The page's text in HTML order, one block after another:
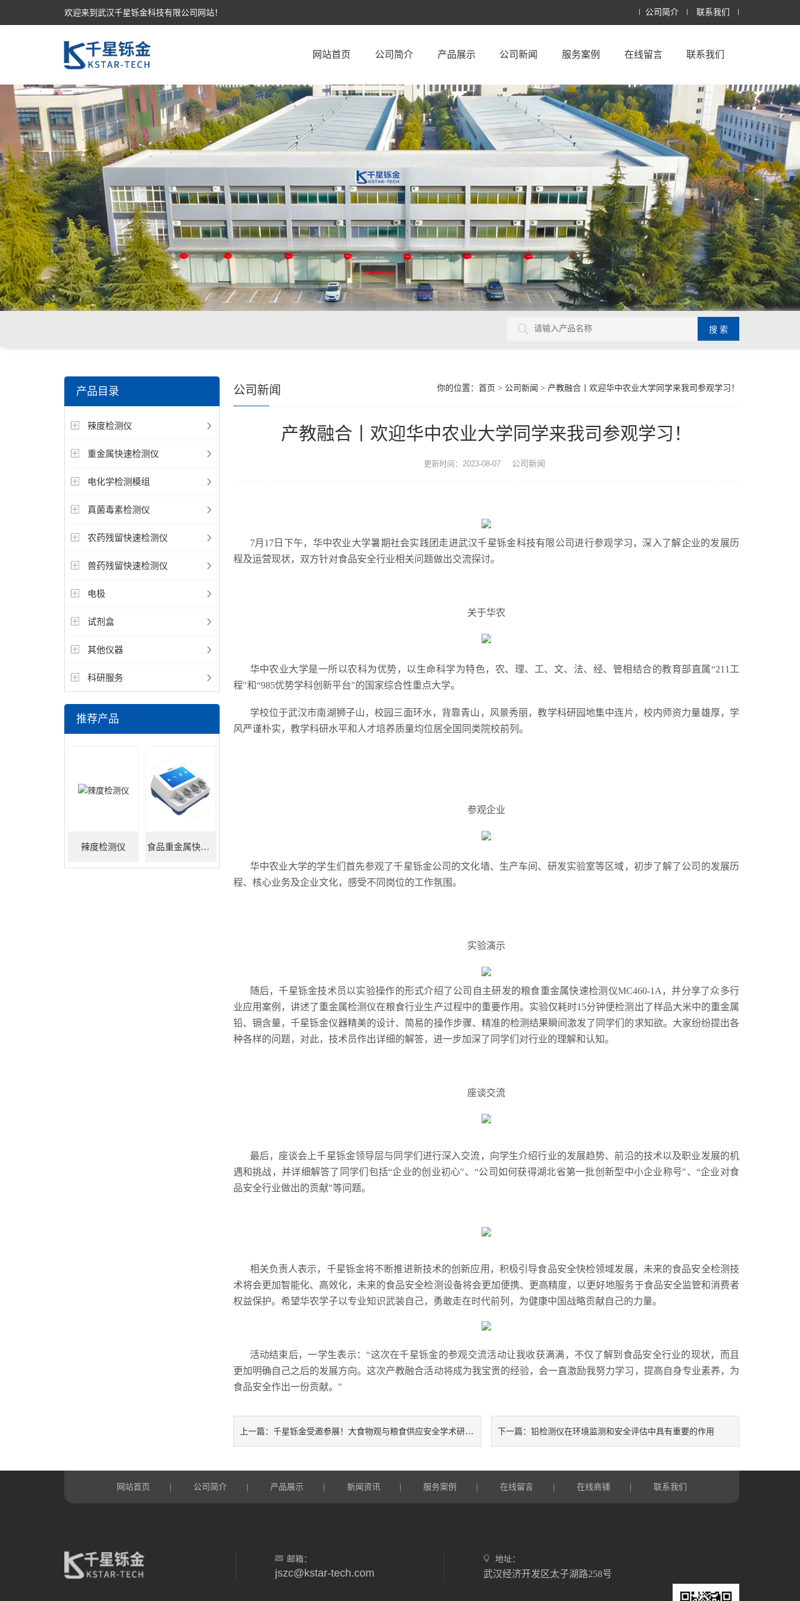
欢迎来到武汉千星铄金科技有限公司网站！ 公司简介 联系我们
网站首页 公司简介 产品展示 公司新闻 服务案例 在线留言 联系我们
产品目录
辣度检测仪
重金属快速检测仪
电化学检测模组
真菌毒素检测仪
农药残留快速检测仪
兽药残留快速检测仪
电极
试剂盒
其他仪器
科研服务
推荐产品
辣度检测仪 食品重金属快速检测仪
你的位置： 首页 > 公司新闻 > 产教融合丨欢迎华中农业大学同学来我司参观学习！
公司新闻
产教融合丨欢迎华中农业大学同学来我司参观学习！
更新时间：2023-08-07 公司新闻
7月17日下午，华中农业大学暑期社会实践团走进武汉千星铄金科技有限公司进行参观学习，深入了解企业的发展历
程及运营现状，双方针对食品安全行业相关问题做出交流探讨。
关于华农
华中农业大学是一所以农科为优势，以生命科学为特色，农、理、工、文、法、经、管相结合的教育部直属“211工
程"和“985优势学科创新平台"的国家综合性重点大学。
学校位于武汉市南湖狮子山，校园三面环水，背靠青山，风景秀丽，教学科研园地集中连片，校内师资力量雄厚，学
风严谨朴实，教学科研水平和人才培养质量均位居全国同类院校前列。
参观企业
华中农业大学的学生们首先参观了千星铄金公司的文化墙、生产车间、研发实验室等区域，初步了解了公司的发展历
程、核心业务及企业文化，感受不同岗位的工作氛围。
实验演示
随后，千星铄金技术员以实验操作的形式介绍了公司自主研发的粮食重金属快速检测仪MC460-1A，并分享了众多行
业应用案例，讲述了重金属检测仪在粮食行业生产过程中的重要作用。实验仅耗时15分钟便检测出了样品大米中的重金属
铅、镉含量，千星铄金仪器精美的设计、简易的操作步骤、精准的检测结果瞬间激发了同学们的求知欲。大家纷纷提出各
种各样的问题，对此，技术员作出详细的解答，进一步加深了同学们对行业的理解和认知。
座谈交流
最后，座谈会上千星铄金领导层与同学们进行深入交流，向学生介绍行业的发展趋势、前沿的技术以及职业发展的机
遇和挑战，并详细解答了同学们包括“企业的创业初心"、“公司如何获得湖北省第一批创新型中小企业称号"、“企业对食
品安全行业做出的贡献"等问题。
相关负责人表示，千星铄金将不断推进新技术的创新应用，积极引导食品安全快检领域发展，未来的食品安全检测技
术将会更加智能化、高效化，未来的食品安全检测设备将会更加便携、更高精度，以更好地服务于食品安全监管和消费者
权益保护。希望华农学子以专业知识武装自己，勇敢走在时代前列，为健康中国战略贡献自己的力量。
活动结束后，一学生表示：“这次在千星铄金的参观交流活动让我收获满满，不仅了解到食品安全行业的现状，而且
更加明确自己之后的发展方向。这次产教融合活动将成为我宝贵的经验，会一直激励我努力学习，提高自身专业素养，为
食品安全作出一份贡献。"
上一篇： 千星铄金受邀参展！大食物观与粮食供应安全学术研讨会 下一篇： 铅检测仪在环境监测和安全评估中具有重要的作用
网站首页 公司简介 产品展示 新闻资讯 服务案例 在线留言 在线商铺 联系我们
邮箱：
jszc@kstar-tech.com
地址：
武汉经济开发区太子湖路258号